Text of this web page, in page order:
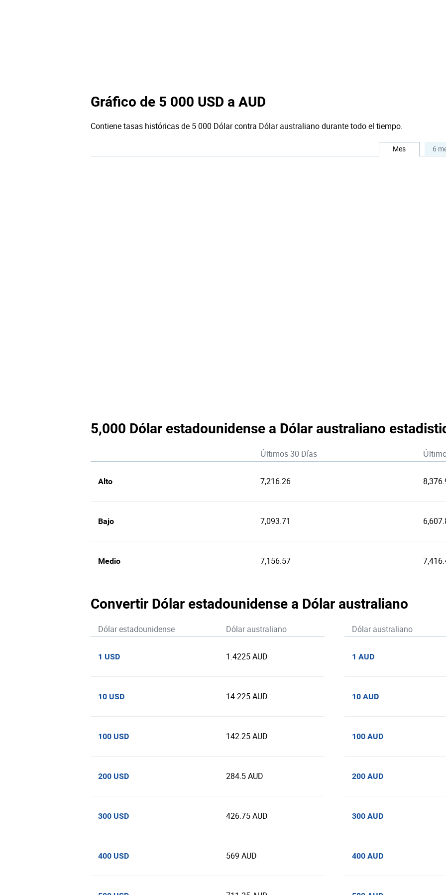
Gráfico de 5 000 USD a AUD
Contiene tasas históricas de 5 000 Dólar contra Dólar australiano durante todo el tiempo.
Mes 6
5,000 Dólar estadounidense a Dólar australiano
Últimos 30 Días
Alto 7,216.26
Bajo 7,093.71
Medio 7,156.57
Convertir Dólar estadounidense a Dólar australiano
Dólar estadounidense Dólar australiano
1 USD 1.4225 AUD
10 USD 14.225 AUD
100 USD 142.25 AUD
200 USD 284.5 AUD
300 USD 426.75 AUD
400 USD 569 AUD
Dólar australiano
1 AUD
10 AUD
100 AUD
200 AUD
300 AUD
400 AUD